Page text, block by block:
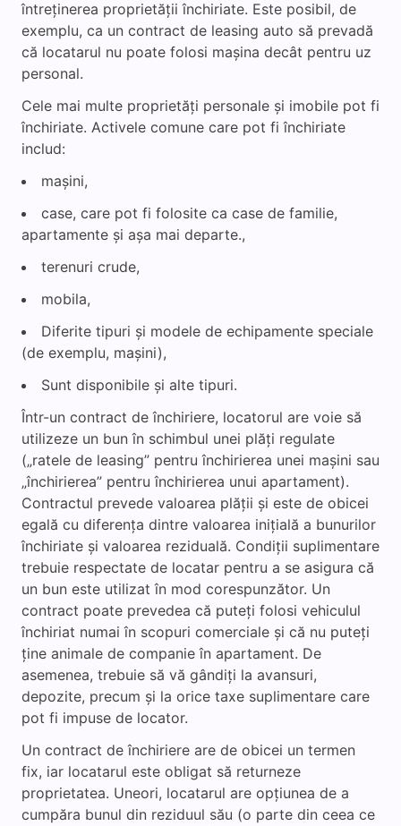
întreținerea proprietății închiriate. Este posibil, de
exemplu, ca un contract de leasing auto să prevadă
că locatarul nu poate folosi mașina decât pentru uz
personal.
Cele mai multe proprietăți personale și imobile pot fi
închiriate. Activele comune care pot fi închiriate
includ:
mașini,
case, care pot fi folosite ca case de familie,
apartamente și așa mai departe.,
terenuri crude,
mobila,
Diferite tipuri și modele de echipamente speciale
(de exemplu, mașini),
Sunt disponibile și alte tipuri.
Într-un contract de închiriere, locatorul are voie să
utilizeze un bun în schimbul unei plăți regulate
(„ratele de leasing” pentru închirierea unei mașini sau
„închirierea” pentru închirierea unui apartament).
Contractul prevede valoarea plății și este de obicei
egală cu diferența dintre valoarea inițială a bunurilor
închiriate și valoarea reziduală. Condiții suplimentare
trebuie respectate de locatar pentru a se asigura că
un bun este utilizat în mod corespunzător. Un
contract poate prevedea că puteți folosi vehiculul
închiriat numai în scopuri comerciale și că nu puteți
ține animale de companie în apartament. De
asemenea, trebuie să vă gândiți la avansuri,
depozite, precum și la orice taxe suplimentare care
pot fi impuse de locator.
Un contract de închiriere are de obicei un termen
fix, iar locatarul este obligat să returneze
proprietatea. Uneori, locatarul are opțiunea de a
cumpăra bunul din reziduul său (o parte din ceea ce